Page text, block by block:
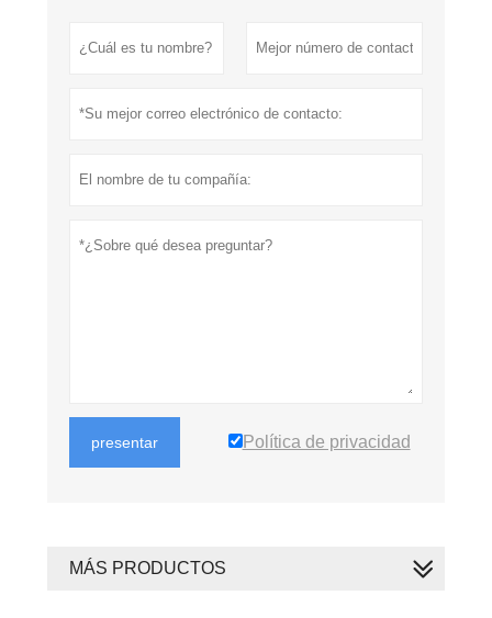
presentar Política de privacidad
MÁS PRODUCTOS